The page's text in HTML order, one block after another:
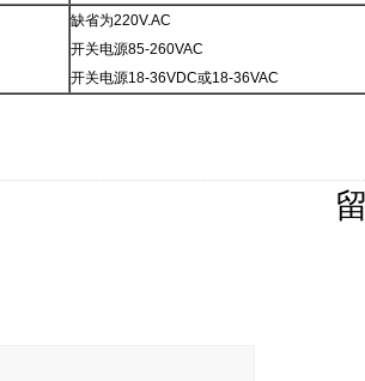
缺省为220V.AC
开关电源85-260VAC
开关电源18-36VDC或18-36VAC